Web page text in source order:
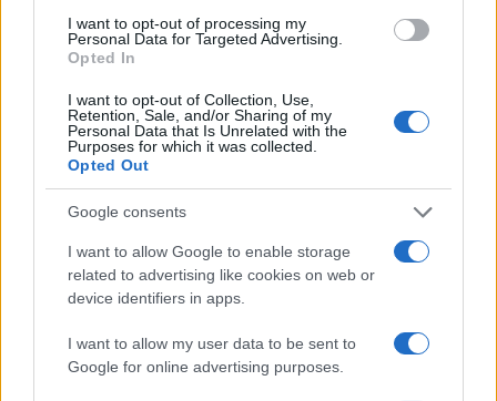
I want to opt-out of processing my
Personal Data for Targeted Advertising.
Opted In
I want to opt-out of Collection, Use,
Retention, Sale, and/or Sharing of my
Personal Data that Is Unrelated with the
Purposes for which it was collected.
Opted Out
Google consents
I want to allow Google to enable storage
related to advertising like cookies on web or
device identifiers in apps.
I want to allow my user data to be sent to
Google for online advertising purposes.
Salmo finisce in ospedale a Catania, ma il tour
va avanti: “Sicilia, ci sono”
Jovanotti, Gabry Ponte e Alfa: Olbia ombelico del
mondo per una notte
Giorgia Meloni a La Maddalena, la vicesindaco:
“Orgoglio e discrezione per visita privata̶…
Incendio nella notte a Olbia, a fuoco due furgoni